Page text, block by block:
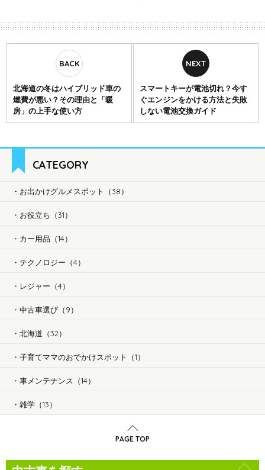
北海道の冬はハイブリッド車の
燃費が悪い？その理由と「暖
房」の上手な使い方
スマートキーが電池切れ？今す
ぐエンジンをかける方法と失敗
しない電池交換ガイド
CATEGORY
お出かけグルメスポット（38）
お役立ち（31）
カー用品（14）
テクノロジー（4）
レジャー（4）
中古車選び（9）
北海道（32）
子育てママのおでかけスポット（1）
車メンテナンス（14）
雑学（13）
PAGE TOP